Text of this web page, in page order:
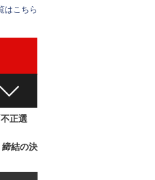
はこちら
正選
結の決